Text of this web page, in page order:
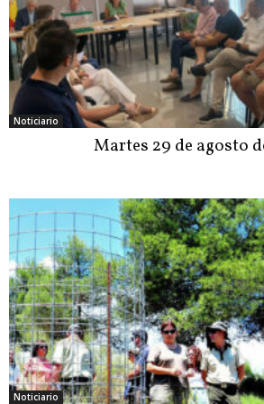
Noticiario
Martes 29 de agosto
Noticiario